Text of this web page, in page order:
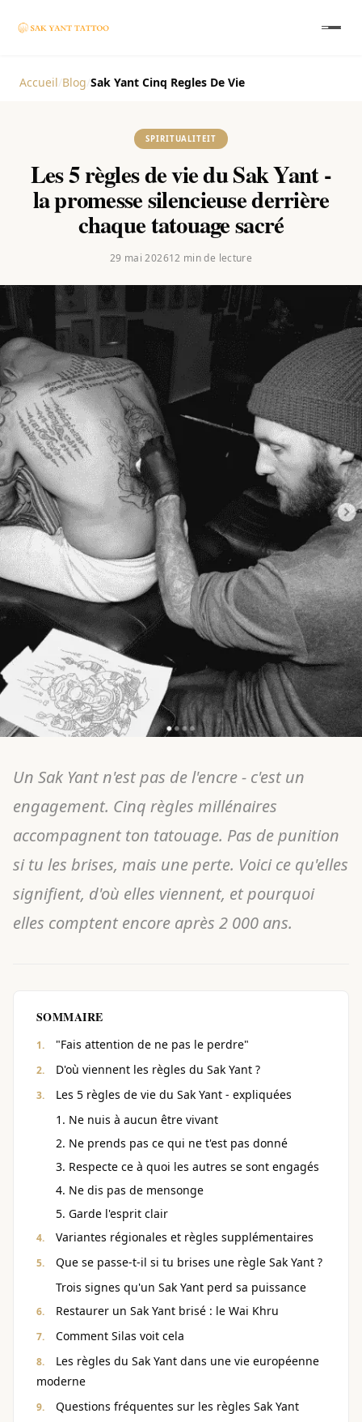
Accueil Blog Sak Yant Cinq Regles De Vie
SPIRITUALITEIT
Les 5 règles de vie du Sak Yant -
la promesse silencieuse derrière
chaque tatouage sacré
29 mai 202612 min de lecture
Un Sak Yant n'est pas de l'encre - c'est un
engagement. Cinq règles millénaires
accompagnent ton tatouage. Pas de punition
si tu les brises, mais une perte. Voici ce qu'elles
signifient, d'où elles viennent, et pourquoi
elles comptent encore après 2 000 ans.
SOMMAIRE
"Fais attention de ne pas le perdre"
D'où viennent les règles du Sak Yant ?
Les 5 règles de vie du Sak Yant - expliquées
1. Ne nuis à aucun être vivant
2. Ne prends pas ce qui ne t'est pas donné
3. Respecte ce à quoi les autres se sont engagés
4. Ne dis pas de mensonge
5. Garde l'esprit clair
Variantes régionales et règles supplémentaires
Que se passe-t-il si tu brises une règle Sak Yant ?
Trois signes qu'un Sak Yant perd sa puissance
Restaurer un Sak Yant brisé : le Wai Khru
Comment Silas voit cela
Les règles du Sak Yant dans une vie européenne
moderne
Questions fréquentes sur les règles Sak Yant